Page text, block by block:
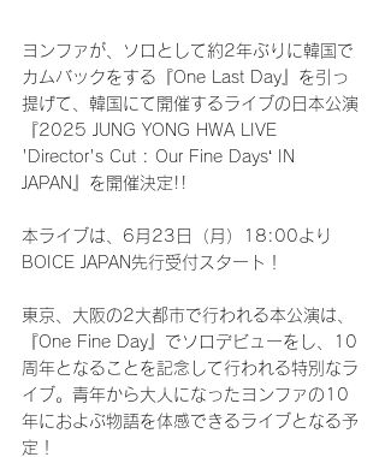
ヨンファが、ソロとして約2年ぶりに韓国で
カムバックをする『One Last Day』を引っ
提げて、韓国にて開催するライブの日本公演
『2025 JUNG YONG HWA LIVE
'Director's Cut : Our Fine Days‘ IN
JAPAN』を開催決定!!
本ライブは、6月23日（月）18:00より
BOICE JAPAN先行受付スタート！
東京、大阪の2大都市で行われる本公演は、
『One Fine Day』でソロデビューをし、10
周年となることを記念して行われる特別なラ
イブ。青年から大人になったヨンファの10
年におよぶ物語を体感できるライブとなる予
定！